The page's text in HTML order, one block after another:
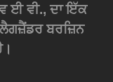
ਈ ਵੀ., ਦਾ ਇੱਕ
ਬਰਜ਼ਿਨ